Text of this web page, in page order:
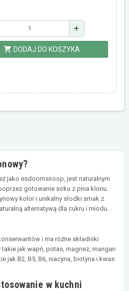
add
shopping_cart DODAJ DO KOSZYKA
jako esdoornsiroop, jest naturalnym
gotowanie soku z pnia klonu.
kolor i unikalny słodki smak z
alternatywą dla cukru i miodu.
i ma różne składniki
takie jak wapń, potas, magnez, mangan
jak B2, B5, B6, niacyna, biotyna i kwas
w kuchni